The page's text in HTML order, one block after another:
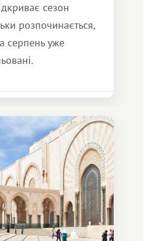
сезон
розпочинається,
серпень уже